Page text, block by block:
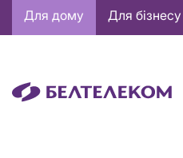
Основная
навигация
Для дому Для бізнесу